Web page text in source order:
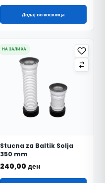
Додај во кошница
НА ЗАЛИХА
Stucna za Baltik Solja
350 mm
240,00 ден